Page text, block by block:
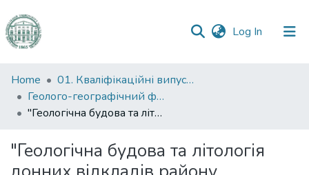
Log In (current)
Communities
&
Collections
Home
01. Кваліфікаційні випускні роботи здобувачів вищої освіти
Геолого-географічний факультет
"Геологічна будова та літологія донних відкладів району Центрального жолобу Північно-Західного шельфу Чорного моря
"Геологічна будова та літологія